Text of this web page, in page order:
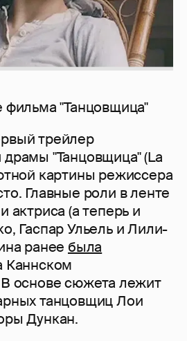
фильма "Танцовщица"
трейлер
"Танцовщица" (La
картины режиссера
Главные роли в ленте
актриса (а теперь и
Гаспар Ульель и Лили-
ранее была
Каннском
основе сюжета лежит
танцовщиц Лои
Дункан.